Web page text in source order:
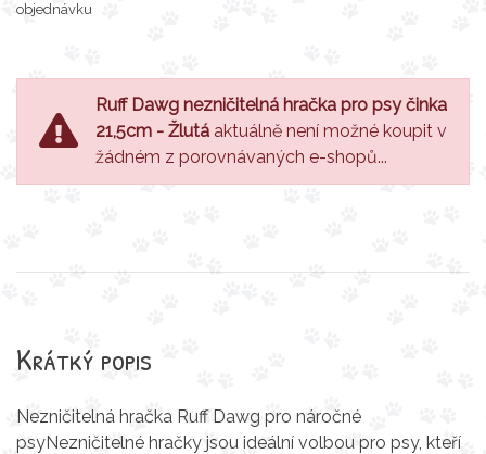
objednávku
Ruff Dawg nezničitelná hračka pro psy činka
21,5cm - Žlutá aktuálně není možné koupit v
žádném z porovnávaných e-shopů...
Krátký popis
Nezničitelná hračka Ruff Dawg pro náročné
psyNezničitelné hračky jsou ideální volbou pro psy, kteří